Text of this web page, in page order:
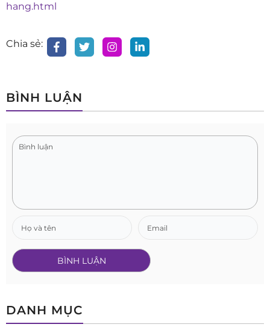
hang.html
Chia sẻ:
BÌNH LUẬN
DANH MỤC